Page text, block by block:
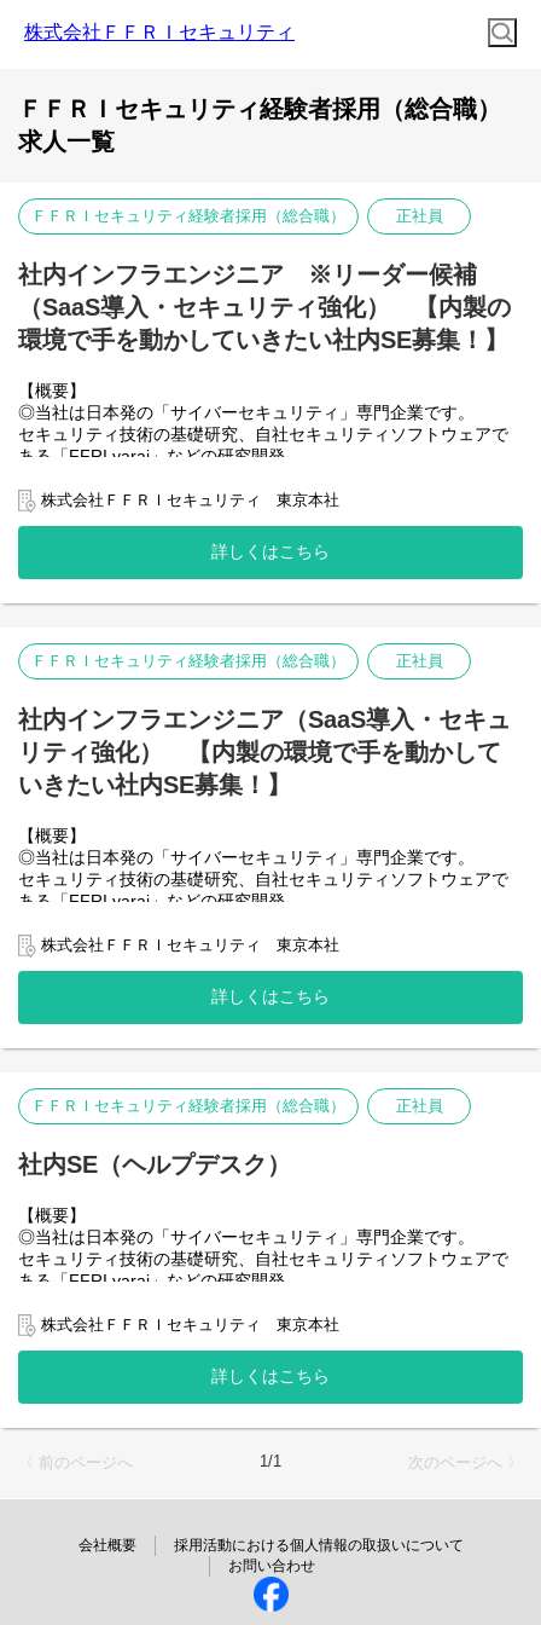
株式会社ＦＦＲＩセキュリティ
ＦＦＲＩセキュリティ経験者採用（総合職）
求人一覧
ＦＦＲＩセキュリティ経験者採用（総合職） 正社員
社内インフラエンジニア ※リーダー候補
（SaaS導入・セキュリティ強化） 【内製の
環境で手を動かしていきたい社内SE募集！】
【概要】
◎当社は日本発の「サイバーセキュリティ」専門企業です。
セキュリティ技術の基礎研究、自社セキュリティソフトウェアで
ある「FFRI yarai」などの研究開発、
ィ・サービス事業など、
サイバーセキュリティに関する事業を行っています。
全社的にリモートワーク制度を導入しており、柔軟な働き方が可
昨今、国家間のパワーバランスの変化に伴う経済安全保障へのニ
日本のナショナルセキュリティのレベル向上のため、事業の大幅
な拡大を進めております。
は多々あり、
自身が主体となってより良い社内システムづくりを推進すること
ができます。
◎所属予定のIT統括チームでは、ITシステムの企画立案、設計構
築、運用をはじめ、
ITシステム管理における上流設計から管理全般の多くを内製して
担っております。
たITシステムを目指し従事いただきます。
今後はこれまで以上に社内ITインフラ強化、セキュリティ強化に
件を満たしつつ、
※社員からの問い合わせなどヘルプデスク業務は別チームで行っ
ております。
リティなどインフラ技術について取り組んでいただく想定です。
＜具体的な業務内容＞
下記の企画立案～設計構築～運用に関わっていただきたいと考え
ています。
・セキュリティ強化、向上(認証、ログ、各種サービス)
・インフラ構築、運用、強化(各種サーバ、ネットワークなど)
・社内ITガバナンス強化(ISMS、クラウドサービス利用)
・社内ITインフラの構築、運用(サーバ、SaaSなど)
・社内ITセキュリティ確保、向上、運用改善
をしておりますので、
入社後、徐々に対応範囲を広げていただき、ゆくゆくは全般をお
変更の範囲：会社の定める業務
株式会社ＦＦＲＩセキュリティ 東京本社
詳しくはこちら
ＦＦＲＩセキュリティ経験者採用（総合職） 正社員
社内インフラエンジニア（SaaS導入・セキュ
リティ強化） 【内製の環境で手を動かして
いきたい社内SE募集！】
【概要】
◎当社は日本発の「サイバーセキュリティ」専門企業です。
セキュリティ技術の基礎研究、自社セキュリティソフトウェアで
ある「FFRI yarai」などの研究開発、
ィ・サービス事業など、
サイバーセキュリティに関する事業を行っています。
全社的にリモートワーク制度を導入しており、柔軟な働き方が可
昨今、国家間のパワーバランスの変化に伴う経済安全保障へのニ
日本のナショナルセキュリティのレベル向上のため、事業の大幅
な拡大を進めております。
は多々あり、
自身が主体となってより良い社内システムづくりを推進すること
ができます。
【仕事内容】
◎所属予定のIT統括チームでは、ITシステムの企画立案、設計構
築、運用をはじめ、
ITシステム管理における上流設計から管理全般の多くを内製して
担っております。
社内インフラエンジニアとして、セキュリティと利便性を両立し
たITシステムを目指し従事いただきます。
サイバーセキュリティ対策企業として求められるセキュリティ要
社員の利便性を追求した社内ITシステムの構築を目指します。
ております。
※本ポジションは社内インフラエンジニアとして、SaaSやセキュ
リティなどインフラ技術について取り組んでいただく想定です。
株式会社ＦＦＲＩセキュリティ 東京本社
詳しくはこちら
ＦＦＲＩセキュリティ経験者採用（総合職） 正社員
社内SE（ヘルプデスク）
【概要】
◎当社は日本発の「サイバーセキュリティ」専門企業です。
セキュリティ技術の基礎研究、自社セキュリティソフトウェアで
ある「FFRI yarai」などの研究開発、
ィ・サービス事業など、
サイバーセキュリティに関する事業を行っています。
全社的にリモートワーク制度を導入しており、柔軟な働き方が可
昨今、国家間のパワーバランスの変化に伴う経済安全保障へのニ
ーズの高まりなどを背景に、
日本のナショナルセキュリティのレベル向上のため、事業の大幅
な拡大を進めております。
は多々あり、
自身が主体となってより良い社内システムづくりを推進すること
株式会社ＦＦＲＩセキュリティ 東京本社
詳しくはこちら
〈 前のページへ 1/1 次のページへ 〉
会社概要
採用活動における個人情報の取扱いについて
お問い合わせ